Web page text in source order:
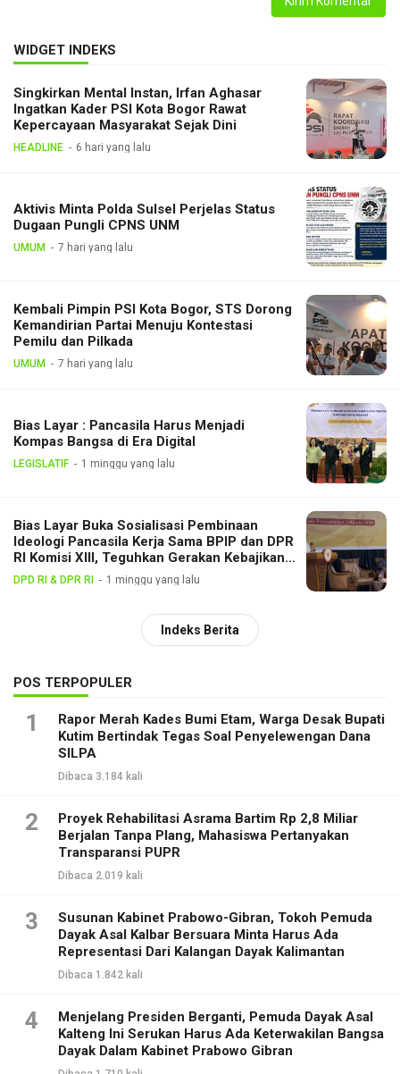
WIDGET INDEKS
Singkirkan Mental Instan, Irfan Aghasar
Ingatkan Kader PSI Kota Bogor Rawat
Kepercayaan Masyarakat Sejak Dini
HEADLINE 6 hari yang lalu
Aktivis Minta Polda Sulsel Perjelas Status
Dugaan Pungli CPNS UNM
UMUM 7 hari yang lalu
Kembali Pimpin PSI Kota Bogor, STS Dorong
Kemandirian Partai Menuju Kontestasi
Pemilu dan Pilkada
UMUM 7 hari yang lalu
Bias Layar : Pancasila Harus Menjadi
Kompas Bangsa di Era Digital
LEGISLATIF 1 minggu yang lalu
Bias Layar Buka Sosialisasi Pembinaan
Ideologi Pancasila Kerja Sama BPIP dan DPR
RI Komisi XIII, Teguhkan Gerakan Kebajikan
Pancasila di Tengah Masyarakat
DPD RI & DPR RI 1 minggu yang lalu
Indeks Berita
POS TERPOPULER
1
Rapor Merah Kades Bumi Etam, Warga Desak Bupati
Kutim Bertindak Tegas Soal Penyelewengan Dana
SILPA
Dibaca 3.184 kali
2
Proyek Rehabilitasi Asrama Bartim Rp 2,8 Miliar
Berjalan Tanpa Plang, Mahasiswa Pertanyakan
Transparansi PUPR
Dibaca 2.019 kali
3
Susunan Kabinet Prabowo-Gibran, Tokoh Pemuda
Dayak Asal Kalbar Bersuara Minta Harus Ada
Representasi Dari Kalangan Dayak Kalimantan
Dibaca 1.842 kali
4
Menjelang Presiden Berganti, Pemuda Dayak Asal
Kalteng Ini Serukan Harus Ada Keterwakilan Bangsa
Dayak Dalam Kabinet Prabowo Gibran